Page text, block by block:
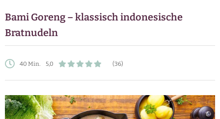
Bami Goreng – klassisch indonesische
Bratnudeln
40 Min. 5,0 (36)